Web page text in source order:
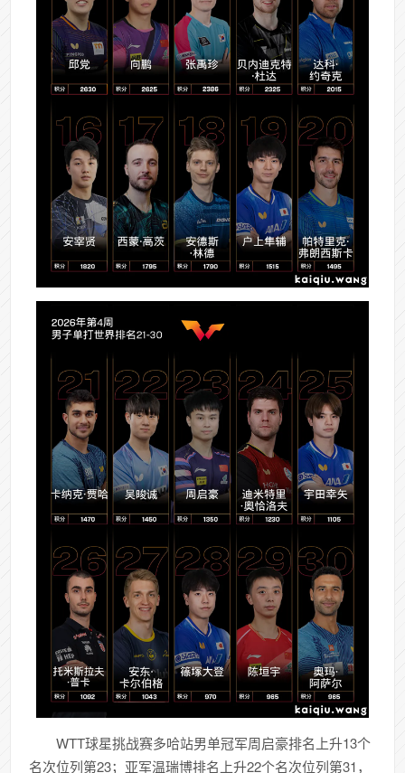
WTT球星挑战赛多哈站男单冠军周启豪排名上升13个
名次位列第23；亚军温瑞博排名上升22个名次位列第31，